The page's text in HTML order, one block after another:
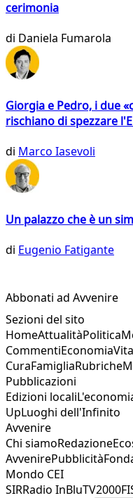
cerimonia
di Daniela Fumarola
Giorgia e Pedro, i due
rischiano di spezzare
di Marco Iasevoli
Un palazzo che è un
di Eugenio Fatigante
Abbonati ad Avvenire
Sezioni del sito
HomeAttualitàPolitica
CommentiEconomia
CuraFamigliaRubriche
Pubblicazioni
Edizioni locali
UpLuoghi dell'Infinito
Avvenire
Chi siamoRedazione
AvvenirePubblicità
Mondo CEI
SIRRadio InBluTV2000